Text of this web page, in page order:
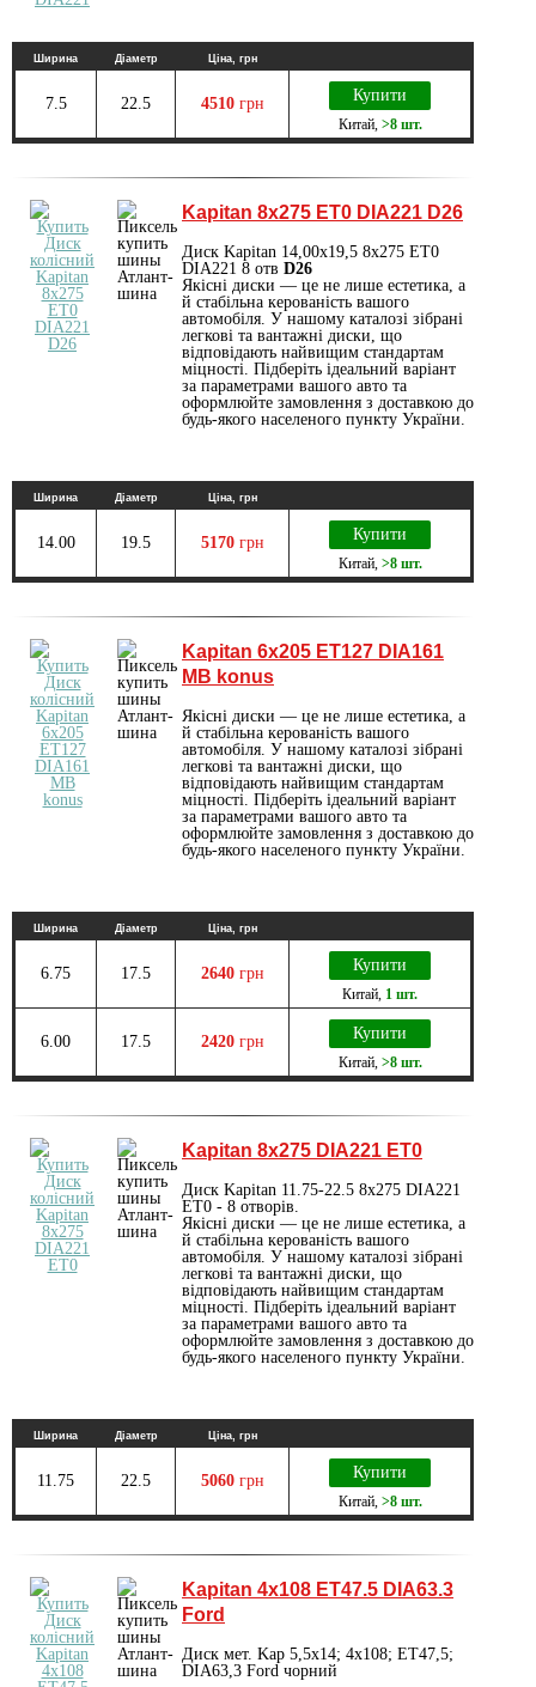
Ширина Діаметр Ціна, грн
7.5 22.5 4510 грн Купити
Китай, >8 шт.
Kapitan 8x275 ET0 DIA221 D26
Диск Kapitan 14,00x19,5 8x275 ET0
DIA221 8 отв D26
Якісні диски — це не лише естетика, а
й стабільна керованість вашого
автомобіля. У нашому каталозі зібрані
легкові та вантажні диски, що
відповідають найвищим стандартам
міцності. Підберіть ідеальний варіант
за параметрами вашого авто та
оформлюйте замовлення з доставкою до
будь-якого населеного пункту України.
Ширина Діаметр Ціна, грн
14.00 19.5 5170 грн Купити
Китай, >8 шт.
Kapitan 6х205 ET127 DIA161
MB konus
Якісні диски — це не лише естетика, а
й стабільна керованість вашого
автомобіля. У нашому каталозі зібрані
легкові та вантажні диски, що
відповідають найвищим стандартам
міцності. Підберіть ідеальний варіант
за параметрами вашого авто та
оформлюйте замовлення з доставкою до
будь-якого населеного пункту України.
Ширина Діаметр Ціна, грн
6.75 17.5 2640 грн Купити
Китай 1 шт.
6.00 17.5 2420 грн Купити
Китай, >8 шт.
Kapitan 8x275 DIA221 ET0
Диск Kapitan 11.75-22.5 8x275 DIA221
ET0 - 8 отворів.
Якісні диски — це не лише естетика, а
й стабільна керованість вашого
автомобіля. У нашому каталозі зібрані
легкові та вантажні диски, що
відповідають найвищим стандартам
міцності. Підберіть ідеальний варіант
за параметрами вашого авто та
оформлюйте замовлення з доставкою до
будь-якого населеного пункту України.
Ширина Діаметр Ціна, грн
11.75 22.5 5060 грн Купити
Китай, >8 шт.
Kapitan 4x108 ET47.5 DIA63.3
Ford
Диск мет. Kap 5,5x14; 4x108; ET47,5;
DIA63,3 Ford чорний